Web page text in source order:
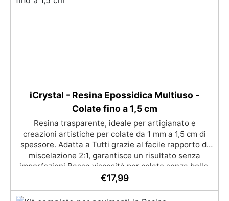
iCrystal - Resina Epossidica Multiuso -
Colate fino a 1,5 cm
Resina trasparente, ideale per artigianato e
creazioni artistiche per colate da 1 mm a 1,5 cm di
spessore. Adatta a Tutti grazie al facile rapporto di
miscelazione 2:1, garantisce un risultato senza
imperfezioni Bassa viscosità per colate senza bolle,
compatibile con legno, silicone, vetro, metallo e altri
per il contatto con la pelle, Bpa Free e senza Solventi
€17,99